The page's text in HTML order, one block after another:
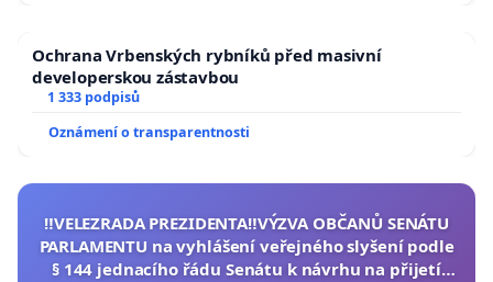
Ochrana Vrbenských rybníků před masivní
developerskou zástavbou
1 333 podpisů
Oznámení o transparentnosti
‼️VELEZRADA PREZIDENTA‼️VÝZVA OBČANŮ SENÁTU
PARLAMENTU na vyhlášení veřejného slyšení podle
§ 144 jednacího řádu Senátu k návrhu na přijetí